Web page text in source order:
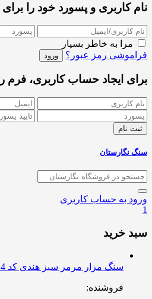
نام کاربری و پسورد خود را برای
مرا به خاطر بسپار
فراموشی رمز عبور؟
برای ایجاد حساب کاربری، فرم
سنگ نگارستان
ورود به حساب کاربری
1
سبد خرید
سنگ مزار مرمر سبز هندی کد 24
فروشنده: